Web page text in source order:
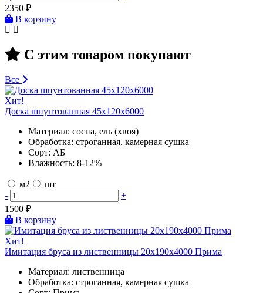
2350 ₽
В корзину
С этим товаром покупают
Все
Хит!
Доска шпунтованная 45х120х6000
Материал: сосна, ель (хвоя)
Обработка: строганная, камерная сушка
Сорт: АБ
Влажность: 8-12%
м2
шт
-
+
1500 ₽
В корзину
Хит!
Имитация бруса из лиственницы 20х190х4000 Прима
Материал: лиственница
Обработка: строганная, камерная сушка